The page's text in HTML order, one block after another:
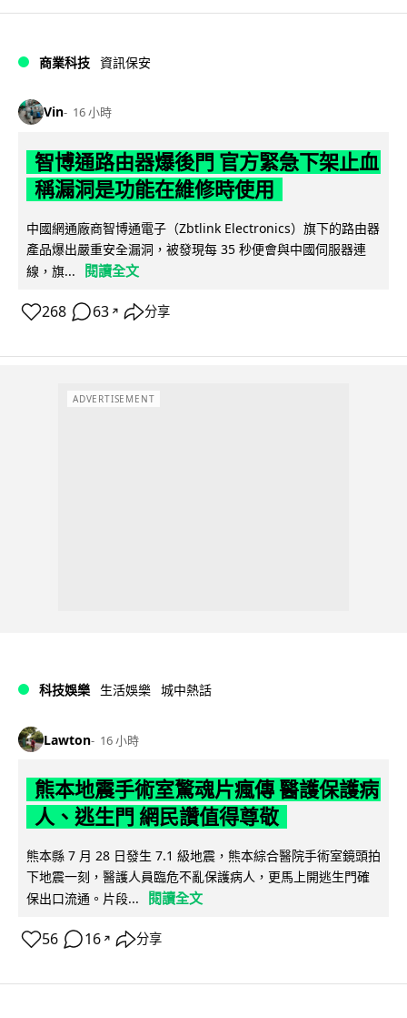
商業科技 資訊保安
Vin 16 小時
智博通路由器爆後門 官方緊急下架止血
稱漏洞是功能在維修時使用
中國網通廠商智博通電子（Zbtlink Electronics）旗下的路由器
產品爆出嚴重安全漏洞，被發現每 35 秒便會與中國伺服器連
線，旗...
閱讀全文
268 63 ↗ 分享
ADVERTISEMENT
科技娛樂 生活娛樂 城中熱話
Lawton 16 小時
熊本地震手術室驚魂片瘋傳 醫護保護病
人、逃生門 網民讚值得尊敬
熊本縣 7 月 28 日發生 7.1 級地震，熊本綜合醫院手術室鏡頭拍
下地震一刻，醫護人員臨危不亂保護病人，更馬上開逃生門確
保出口流通。片段...
閱讀全文
56 16 ↗ 分享